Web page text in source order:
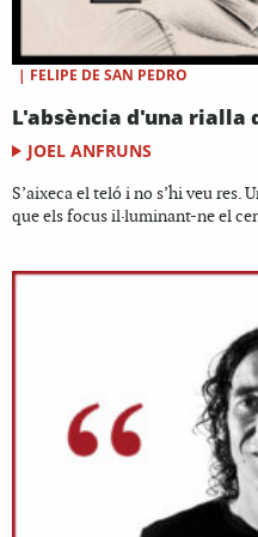
| FELIPE DE SAN PEDRO
L'absència d'una rialla
JOEL ANFRUNS
S’aixeca el teló i no s’hi veu res.
que els focus il·luminant-ne el